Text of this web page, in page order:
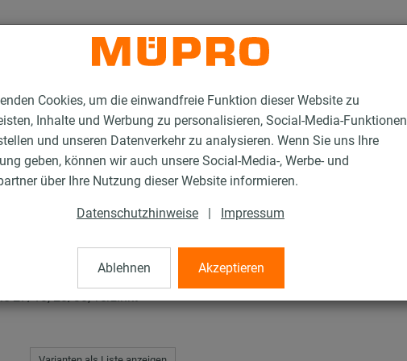
Cookies, um die einwandfreie Funktion dieser Website zu
Inhalte und Werbung zu personalisieren, Social-Media-Funktionen
und unseren Datenverkehr zu analysieren. Wenn Sie uns Ihre
geben, können wir auch unsere Social-Media-, Werbe- und
über Ihre Nutzung dieser Website informieren.
Datenschutzhinweise | Impressum
Ablehnen Akzeptieren
Hammerkopfbefestiger 27/18 - 28/30
27/18 - 28/30
27/18, 28/30, verzinkt